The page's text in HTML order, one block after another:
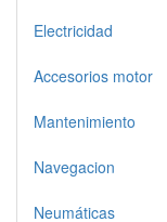
Electricidad
Accesorios motor
Mantenimiento
Navegacion
Neumáticas